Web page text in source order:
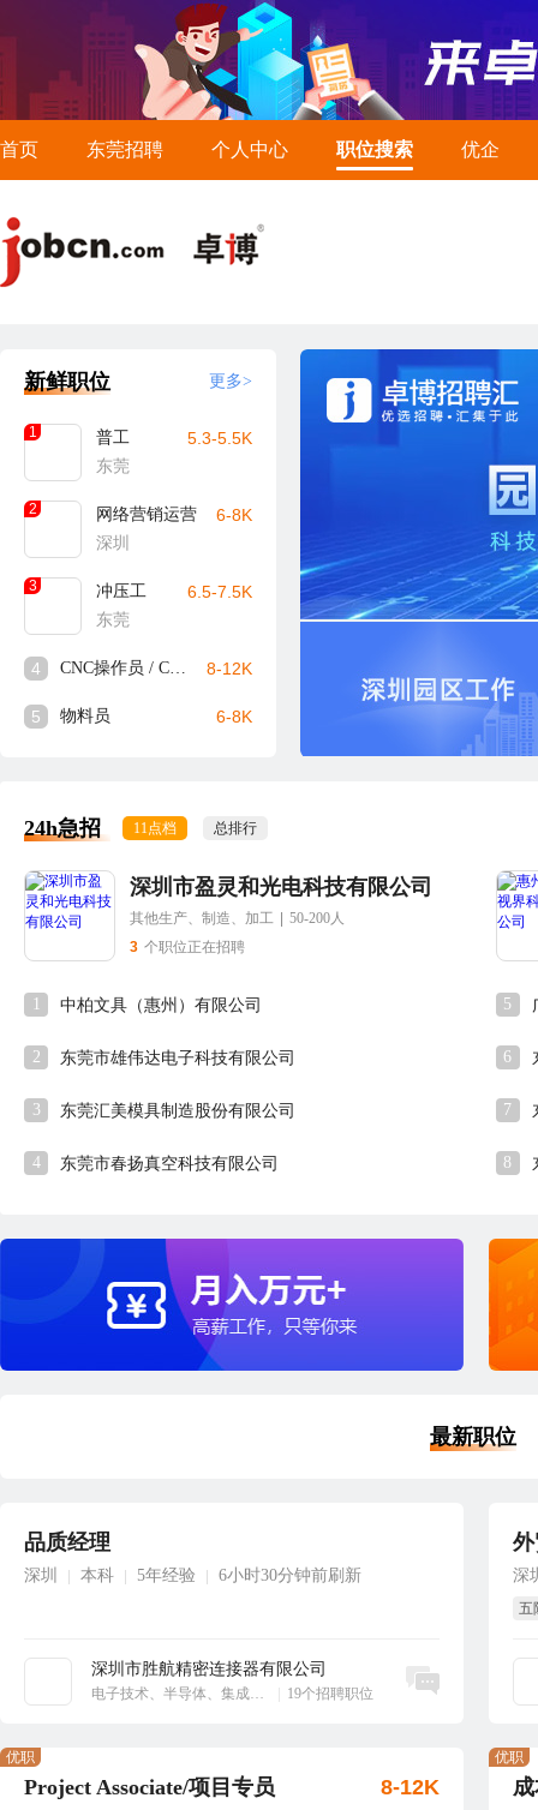
首页 东莞招聘 个人中心 职位搜索 优企
新鲜职位 更多>
1
普工
东莞
5.3-5.5K
2
网络营销运营
深圳
6-8K
3
冲压工
东莞
6.5-7.5K
4 CNC操作员 / CNC师傅 8-12K
5 物料员 6-8K
24h急招 11点档 总排行
深圳市盈灵和光电科技有限公司
其他生产、制造、加工
50-200人
3 个职位正在招聘
1 中柏文具（惠州）有限公司
2 东莞市雄伟达电子科技有限公司
3 东莞汇美模具制造股份有限公司
4 东莞市春扬真空科技有限公司
5
6
7
8
最新职位
品质经理
深圳 本科 5年经验 6小时30分钟前刷新
深圳市胜航精密连接器有限公司
电子技术、半导体、集成电路 19个招聘职位
立即沟通
深
五
Project Associate/项目专员
优职
8-12K
优职